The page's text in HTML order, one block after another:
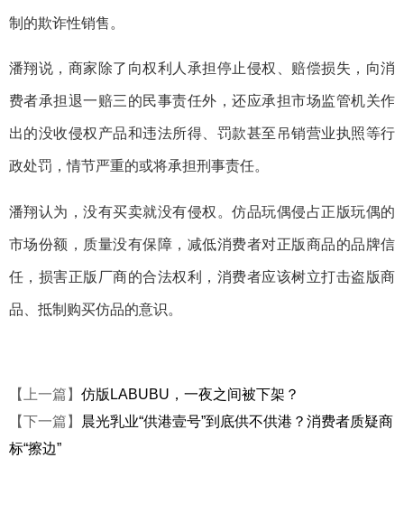
制的欺诈性销售。
潘翔说，商家除了向权利人承担停止侵权、赔偿损失，向消
费者承担退一赔三的民事责任外，还应承担市场监管机关作
出的没收侵权产品和违法所得、罚款甚至吊销营业执照等行
政处罚，情节严重的或将承担刑事责任。
潘翔认为，没有买卖就没有侵权。仿品玩偶侵占正版玩偶的
市场份额，质量没有保障，减低消费者对正版商品的品牌信
任，损害正版厂商的合法权利，消费者应该树立打击盗版商
品、抵制购买仿品的意识。
【上一篇】 仿版LABUBU，一夜之间被下架？
【下一篇】
晨光乳业“供港壹号”到底供不供港？消费者质疑商
标“擦边”